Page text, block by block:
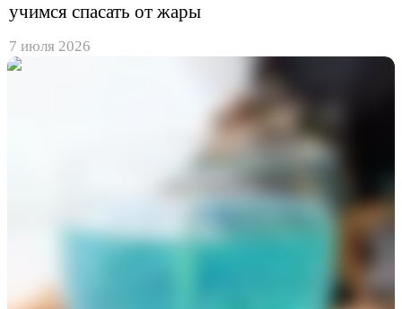
учимся спасать от жары
7 июля 2026